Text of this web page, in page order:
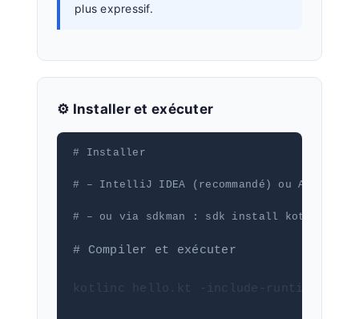
plus expressif.
⚙️ Installer et exécuter
# Installer
# – IntelliJ IDEA (recommandé) ou Android
# – ou via sdkman : sdk install kotlin
# Compiler et exécuter
kotlinc hello.kt -include-runtime -d